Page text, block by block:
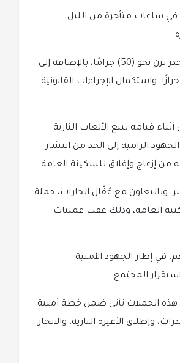
في ساعات متأخرة من الليل،
وخلال عملية التفتيش، عُثر بحوزته على قطعة من مادة الحشيش المخدر تزن نحو (50) جرامًا، بالإضافة إلى
واستكمال الإجراءات القانونية
قيامه ببيع الألعاب النارية
الرامية إلى الحد من انتشار
إزعاج وإقلاق للسكينة العامة.
وبالتعاون مع عُقّال الحارات، حملة
العامة، وذلك عقب عمليات
بحقهم، في إطار الجهود الأمنية
المجتمع.
هذه الحملات تأتي ضمن خطة أمنية
الأعيرة النارية، والاتجار